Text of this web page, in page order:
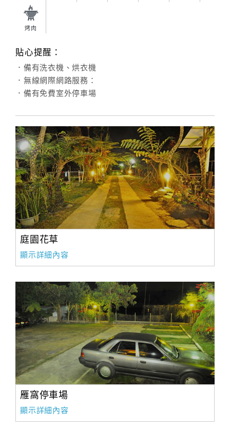
烤肉
貼心提醒：
．備有洗衣機、烘衣機
．無線網際網路服務：
．備有免費室外停車場
庭園花草
顯示詳細內容
雁窩停車場
顯示詳細內容